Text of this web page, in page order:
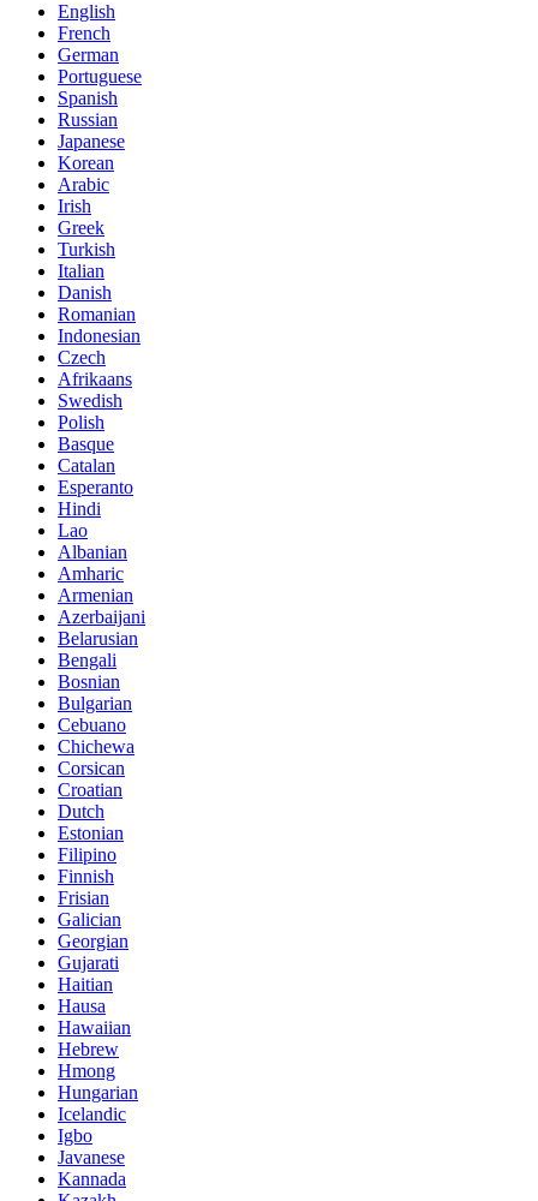
English
French
German
Portuguese
Spanish
Russian
Japanese
Korean
Arabic
Irish
Greek
Turkish
Italian
Danish
Romanian
Indonesian
Czech
Afrikaans
Swedish
Polish
Basque
Catalan
Esperanto
Hindi
Lao
Albanian
Amharic
Armenian
Azerbaijani
Belarusian
Bengali
Bosnian
Bulgarian
Cebuano
Chichewa
Corsican
Croatian
Dutch
Estonian
Filipino
Finnish
Frisian
Galician
Georgian
Gujarati
Haitian
Hausa
Hawaiian
Hebrew
Hmong
Hungarian
Icelandic
Igbo
Javanese
Kannada